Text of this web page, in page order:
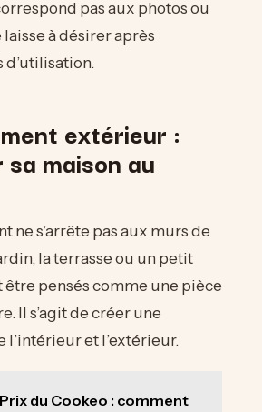
pas aux photos ou
à désirer après
extérieur :
maison au
ne s’arrête pas aux murs de
la terrasse ou un petit
pensés comme une pièce
Il s’agit de créer une
l’intérieur et l’extérieur.
Prix du Cookeo : comment